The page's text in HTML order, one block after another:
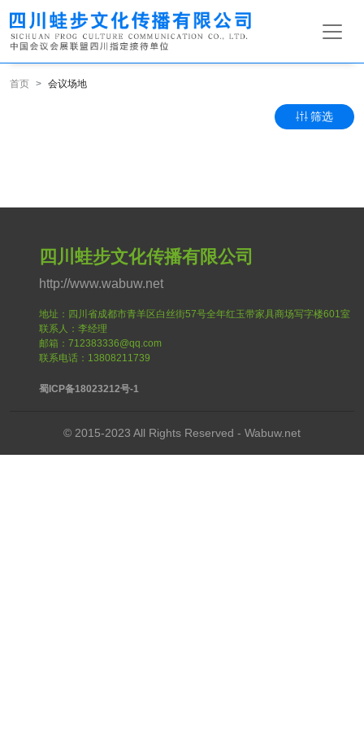
首页 会议场地
筛选
四川蛙步文化传播有限公司
http://www.wabuw.net
地址：四川省成都市青羊区白丝街57号全年红玉带家具商场写字楼601室
联系人：李经理
邮箱：712383336@qq.com
联系电话：13808211739
蜀ICP备18023212号-1
© 2015-2023 All Rights Reserved - Wabuw.net